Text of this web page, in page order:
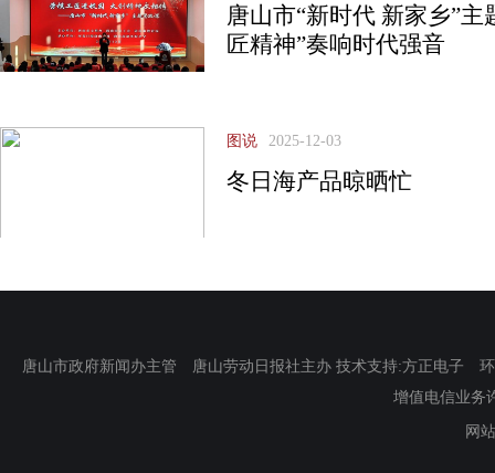
唐山市“新时代 新家乡”主
匠精神”奏响时代强音
图说 2025-12-03
冬日海产品晾晒忙
唐山市政府新闻办主管 唐山劳动日报社主办 技术支持:方正电子
增值电信业务
网